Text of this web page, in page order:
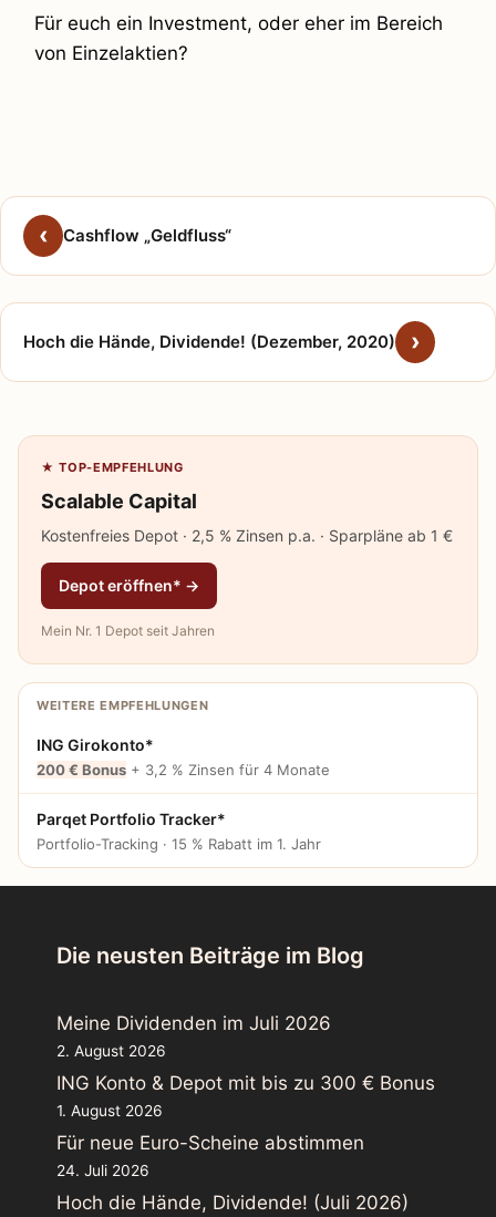
Für euch ein Investment, oder eher im Bereich
von Einzelaktien?
Cashflow „Geldfluss“
Hoch die Hände, Dividende! (Dezember, 2020)
★ TOP-EMPFEHLUNG
Scalable Capital
Kostenfreies Depot · 2,5 % Zinsen p.a. · Sparpläne ab 1 €
Depot eröffnen* →
Mein Nr. 1 Depot seit Jahren
WEITERE EMPFEHLUNGEN
ING Girokonto*
200 € Bonus + 3,2 % Zinsen für 4 Monate
Parqet Portfolio Tracker*
Portfolio-Tracking · 15 % Rabatt im 1. Jahr
Die neusten Beiträge im Blog
Meine Dividenden im Juli 2026
2. August 2026
ING Konto & Depot mit bis zu 300 € Bonus
1. August 2026
Für neue Euro-Scheine abstimmen
24. Juli 2026
Hoch die Hände, Dividende! (Juli 2026)